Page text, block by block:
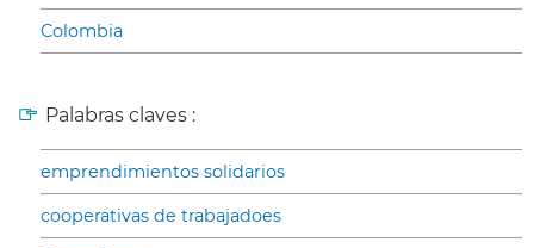
Colombia
Palabras claves :
emprendimientos solidarios
cooperativas de trabajadoes